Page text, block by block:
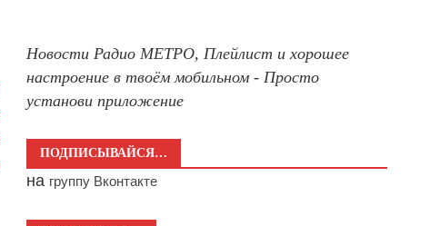
Новости Радио МЕТРО, Плейлист и хорошее
настроение в твоём мобильном - Просто
установи приложение
ПОДПИСЫВАЙСЯ…
на группу Вконтакте